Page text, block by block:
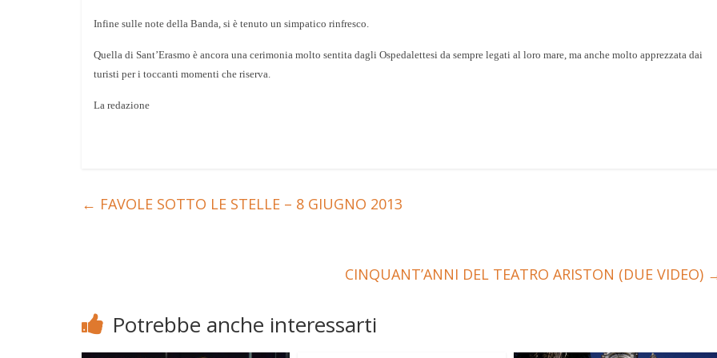
Infine sulle note della Banda, si è tenuto un simpatico rinfresco.
Quella di Sant’Erasmo è ancora una cerimonia molto sentita dagli Ospedalettesi da sempre legati al loro mare, ma anche molto apprezzata dai
turisti per i toccanti momenti che riserva.
La redazione
← FAVOLE SOTTO LE STELLE – 8 GIUGNO 2013
CINQUANT’ANNI DEL TEATRO ARISTON (DUE VIDEO)
Potrebbe anche interessarti